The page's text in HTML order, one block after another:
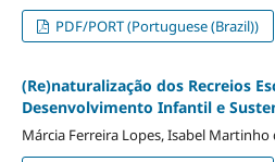
PDF/PORT (Portuguese (Brazil))
(Re)naturalização dos Recreios
Desenvolvimento Infantil e
Márcia Ferreira Lopes, Isabel Martinho